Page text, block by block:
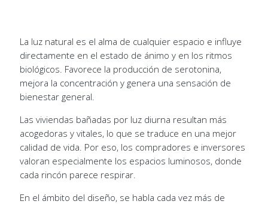
La luz natural es el alma de cualquier espacio e influye
directamente en el estado de ánimo y en los ritmos
biológicos. Favorece la producción de serotonina,
mejora la concentración y genera una sensación de
bienestar general.
Las viviendas bañadas por luz diurna resultan más
acogedoras y vitales, lo que se traduce en una mejor
calidad de vida. Por eso, los compradores e inversores
valoran especialmente los espacios luminosos, donde
cada rincón parece respirar.
En el ámbito del diseño, se habla cada vez más de